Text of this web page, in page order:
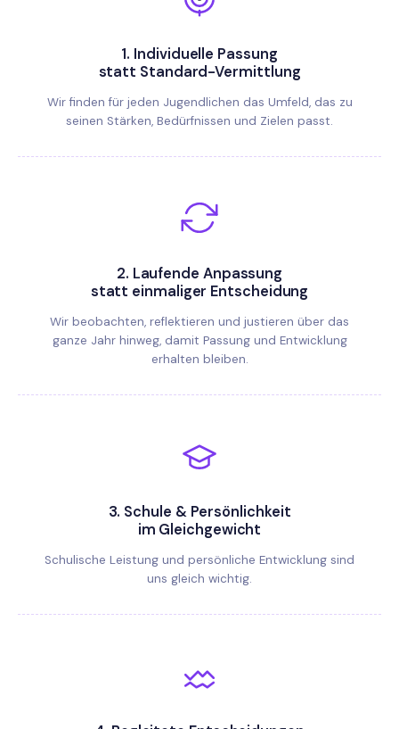
1. Individuelle Passung
statt Standard-Vermittlung
Wir finden für jeden Jugendlichen das Umfeld, das zu
seinen Stärken, Bedürfnissen und Zielen passt.
2. Laufende Anpassung
statt einmaliger Entscheidung
Wir beobachten, reflektieren und justieren über das
ganze Jahr hinweg, damit Passung und Entwicklung
erhalten bleiben.
3. Schule & Persönlichkeit
im Gleichgewicht
Schulische Leistung und persönliche Entwicklung sind
uns gleich wichtig.